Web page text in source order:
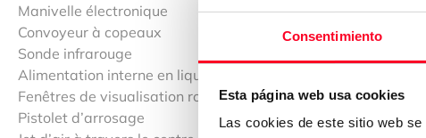
Consentimiento
Esta página web usa cookies
Las cookies de este sitio web
Manivelle électronique
Convoyeur à copeaux
Sonde infrarouge
Alimentation interne en liquide de refroidissement
Fenêtres de visualisation rotatives
Pistolet d’arrosage